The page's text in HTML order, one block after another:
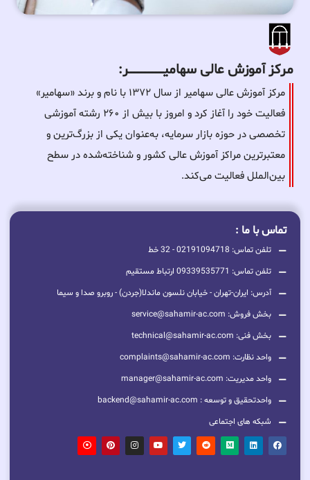
مرکز آموزش عالی سهامیـــــــــــــــــــــــــر:
مرکز آموزش عالی سهامیر از سال ۱۳۷۲ با نام و برند «سهامیر»
فعالیت خود را آغاز کرد و امروز با بیش از ۲۶۰ رشته آموزشی
تخصصی در حوزه بازار سرمایه، به‌عنوان یکی از بزرگ‌ترین و
معتبرترین مراکز آموزش عالی کشور و شناخته‌شده در سطح
بین‌الملل فعالیت می‌کند.
تماس با ما :
تلفن تماس: 02191094718 - 32 خط
تلفن تماس: 09339535771 ارتباط مستقیم
آدرس: ایران-تهران - خیابان نلسون ماندلا(جردن) - روبرو صدا و سیما
بخش فروش: service@sahamir-ac.com
بخش فنی: technical@sahamir-ac.com
واحد نظارت: complaints@sahamir-ac.com
واحد مدیریت: manager@sahamir-ac.com
واحدتحقیق و توسعه : backend@sahamir-ac.com
شبکه های اجتماعی